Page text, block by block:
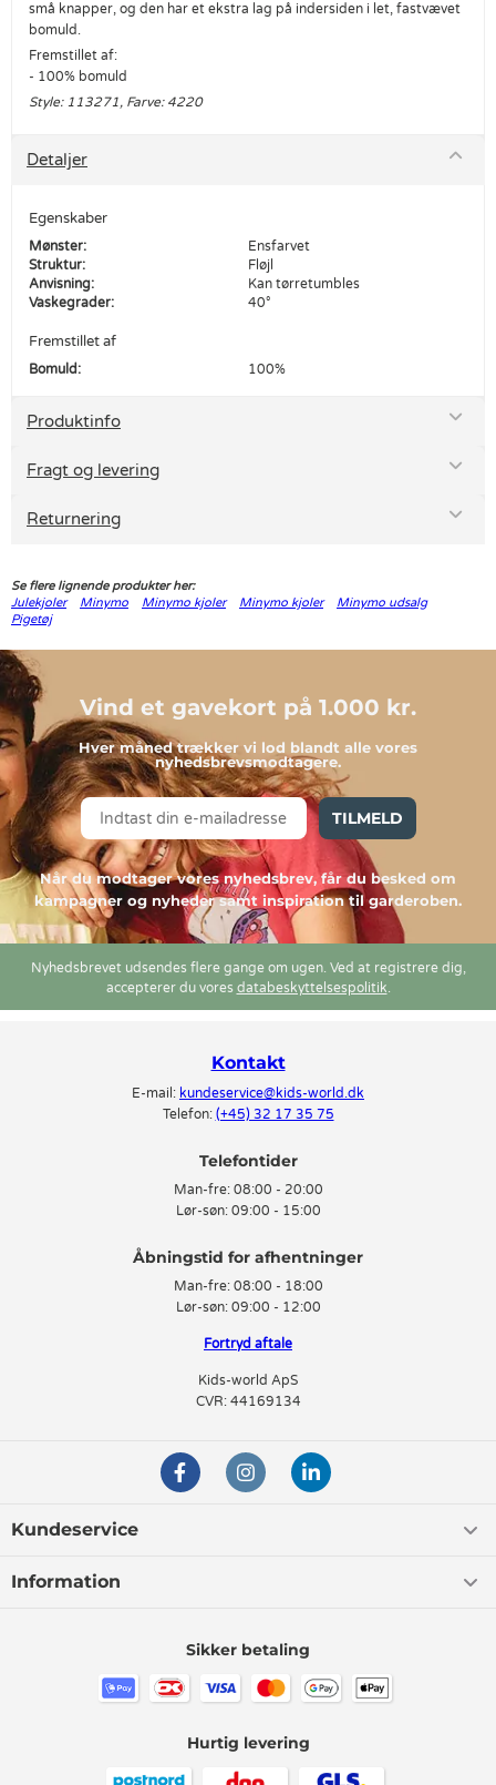
små knapper, og den har et ekstra lag på indersiden i let, fastvævet
bomuld.
Fremstillet af:
- 100% bomuld
Style: 113271, Farve: 4220
Detaljer
Egenskaber
Mønster:
Ensfarvet
Struktur:
Fløjl
Anvisning:
Kan tørretumbles
Vaskegrader:
40°
Fremstillet af
Bomuld: 100%
Produktinfo
Fragt og levering
Returnering
Se flere lignende produkter her:
Julekjoler
Minymo Minymo kjoler Minymo kjoler
Minymo udsalg
Pigetøj
Vind et gavekort på 1.000 kr.
Hver måned trækker vi lod blandt alle vores
nyhedsbrevsmodtagere.
TILMELD
Når du modtager vores nyhedsbrev, får du besked om
kampagner og nyheder samt inspiration til garderoben.
Nyhedsbrevet udsendes flere gange om ugen. Ved at registrere dig,
accepterer du vores databeskyttelsespolitik.
Kontakt
E-mail: kundeservice@kids-world.dk
Telefon: (+45) 32 17 35 75
Telefontider
Man-fre: 08:00 - 20:00
Lør-søn: 09:00 - 15:00
Man-fre: 08:00 - 18:00
Lør-søn: 09:00 - 12:00
Fortryd aftale
Kids-world ApS
CVR: 44169134
Kundeservice
Information
Sikker betaling
Hurtig levering